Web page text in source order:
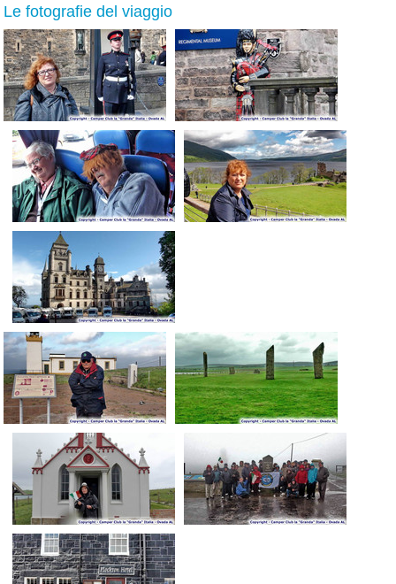
Le fotografie del viaggio